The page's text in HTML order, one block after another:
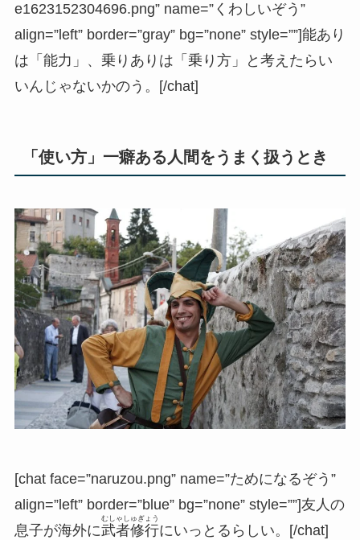
e1623152304696.png” name=”くわしいぞう”
align=”left” border=”gray” bg=”none” style=””]能あり
は「能力」、乗りありは「乗り方」と考えたらい
いんじゃないかのう。[/chat]
「使い方」一癖ある人間をうまく扱うとき
[chat face=”naruzou.png” name=”ためになるぞう”
align=”left” border=”blue” bg=”none” style=””]友人の
息子が海外に武者修行
むしゃしゅぎょう
にいっとるらしい。[/chat]